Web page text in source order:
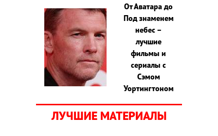
От Аватара до
Под знаменем
небес –
лучшие
фильмы и
сериалы с
Сэмом
Уортингтоном
ЛУЧШИЕ МАТЕРИАЛЫ